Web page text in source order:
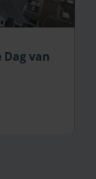
van